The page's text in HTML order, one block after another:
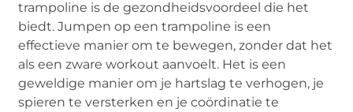
trampoline is de gezondheidsvoordeel die het
biedt. Jumpen op een trampoline is een
effectieve manier om te bewegen, zonder dat het
als een zware workout aanvoelt. Het is een
geweldige manier om je hartslag te verhogen, je
spieren te versterken en je coördinatie te